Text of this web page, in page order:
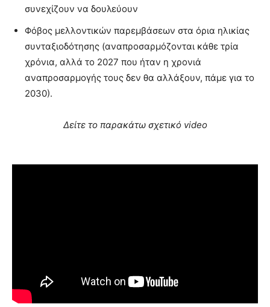
συνεχίζουν να δουλεύουν
Φόβος μελλοντικών παρεμβάσεων στα όρια ηλικίας
συνταξιοδότησης (αναπροσαρμόζονται κάθε τρία
χρόνια, αλλά το 2027 που ήταν η χρονιά
αναπροσαρμογής τους δεν θα αλλάξουν, πάμε για το
2030).
Δείτε το παρακάτω σχετικό video